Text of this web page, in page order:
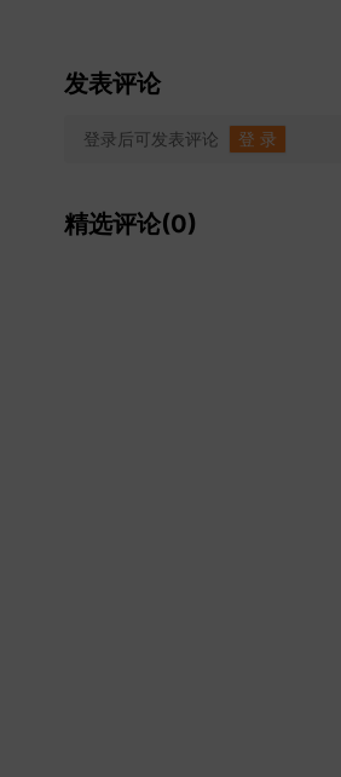
发表评论
登录后可发表评论 登 录
精选评论(0)